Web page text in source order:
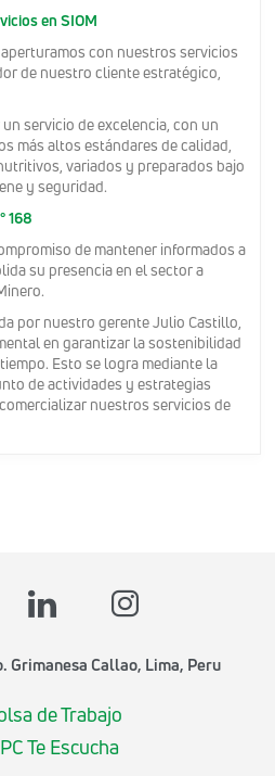
en SIOM
con nuestros servicios
de nuestro cliente estratégico,
servicio de excelencia, con un
más altos estándares de calidad,
variados y preparados bajo
y seguridad.
168
de mantener informados a
su presencia en el sector a
por nuestro gerente Julio Castillo,
en garantizar la sostenibilidad
Esto se logra mediante la
de actividades y estrategias
nuestros servicios de
Grimanesa Callao, Lima, Peru
de Trabajo
Te Escucha